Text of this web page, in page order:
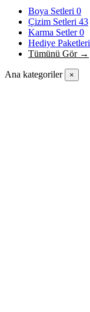
Boya Setleri 0
Çizim Setleri 43
Karma Setler0
Hediye Paketleri
Tümünü Gör →
Ana kategoriler ×